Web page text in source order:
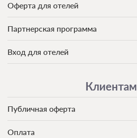
Оферта для отелей
Партнерская программа
Вход для отелей
Клиентам
Публичная оферта
Оплата